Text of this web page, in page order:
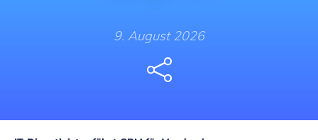
9. August 2026